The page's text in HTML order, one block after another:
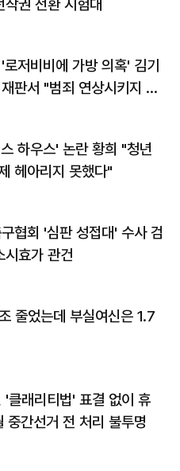
권 전환 시험대
저비비에 가방 의혹' 김기
판서 "범죄 연상시키지 말
하우스' 논란 황희 "청년
헤아리지 못했다"
협회 '심판 성접대' 수사 검
효가 관건
줄었는데 부실여신은 1.7
'클래리티법' 표결 없이 휴
중간선거 전 처리 불투명